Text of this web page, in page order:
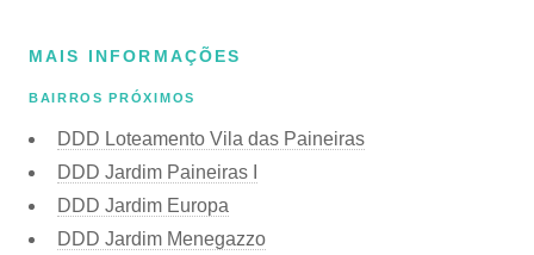
MAIS INFORMAÇÕES
BAIRROS PRÓXIMOS
DDD Loteamento Vila das Paineiras
DDD Jardim Paineiras I
DDD Jardim Europa
DDD Jardim Menegazzo